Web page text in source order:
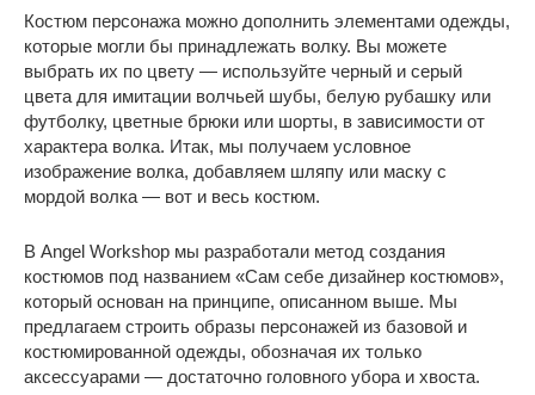
Костюм персонажа можно дополнить элементами одежды,
которые могли бы принадлежать волку. Вы можете
выбрать их по цвету — используйте черный и серый
цвета для имитации волчьей шубы, белую рубашку или
футболку, цветные брюки или шорты, в зависимости от
характера волка. Итак, мы получаем условное
изображение волка, добавляем шляпу или маску с
мордой волка — вот и весь костюм.
В Angel Workshop мы разработали метод создания
костюмов под названием «Сам себе дизайнер костюмов»,
который основан на принципе, описанном выше. Мы
предлагаем строить образы персонажей из базовой и
костюмированной одежды, обозначая их только
аксессуарами — достаточно головного убора и хвоста.